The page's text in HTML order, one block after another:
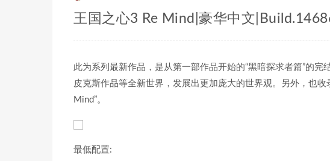
王国之心3 Re Mind|豪华中文
此为系列最新作品，是从第一部作品开始的“黑暗探求者篇”的
皮克斯作品等全新世界，发展出更加庞大的世界观。另外，也
Mind”。
最低配置: